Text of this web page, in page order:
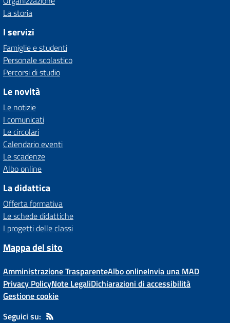
La storia
I servizi
Famiglie e studenti
Personale scolastico
Percorsi di studio
Le novità
Le notizie
I comunicati
Le circolari
Calendario eventi
Le scadenze
Albo online
La didattica
Offerta formativa
Le schede didattiche
I progetti delle classi
Mappa del sito
Amministrazione TrasparenteAlbo onlineInvia una MAD
Privacy PolicyNote LegaliDichiarazioni di accessibilità
Gestione cookie
Seguici su: